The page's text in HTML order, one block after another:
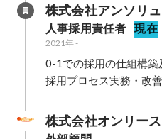
のスキーム作りなど
株式会社アンソリ
人事採用責任者 現在
2021年-
0-1での採用の仕組構築
採用プロセス実務・改
株式会社オンリー